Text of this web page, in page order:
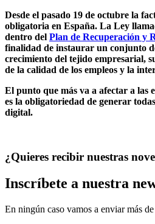
Desde el pasado 19 de octubre la
obligatoria en España. La Ley
dentro del Plan de Recuperación y
finalidad de instaurar un conjunto
crecimiento del tejido empresarial,
de la calidad de los empleos y la
El punto que más va a afectar a las
es la obligatoriedad de generar
digital.
¿Quieres recibir nuestras
Inscríbete a nuestra
En ningún caso vamos a enviar más